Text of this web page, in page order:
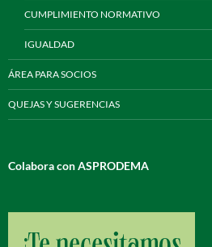
CUMPLIMIENTO NORMATIVO
IGUALDAD
ÁREA PARA SOCIOS
QUEJAS Y SUGERENCIAS
Colabora con ASPRODEMA